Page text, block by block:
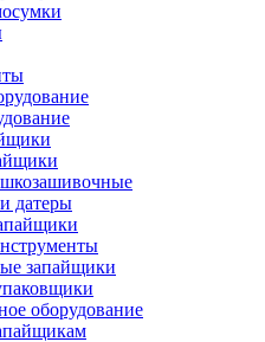
датеры
запайщики
оборудование